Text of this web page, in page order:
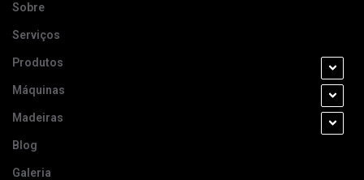
Sobre
Serviços
Produtos
Máquinas
Madeiras
Blog
Galeria